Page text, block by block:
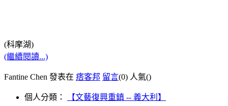
(科摩湖)
(繼續閱讀...)
Fantine Chen 發表在 痞客邦 留言(0) 人氣()
個人分類： 【文藝復興重鎮 -- 義大利】